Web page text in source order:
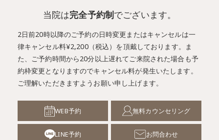
当院は完全予約制でございます。
2日前20時以降のご予約の日時変更またはキャンセルは一
律キャンセル料¥2,200（税込）を頂戴しております。 ま
た、ご予約時間から20分以上遅れてご来院された場合も予
約枠変更となりますのでキャンセル料が発生いたします。
ご理解いただきますようお願い申し上げます。
WEB予約 無料カウンセリング
LINE予約 お問合わせ